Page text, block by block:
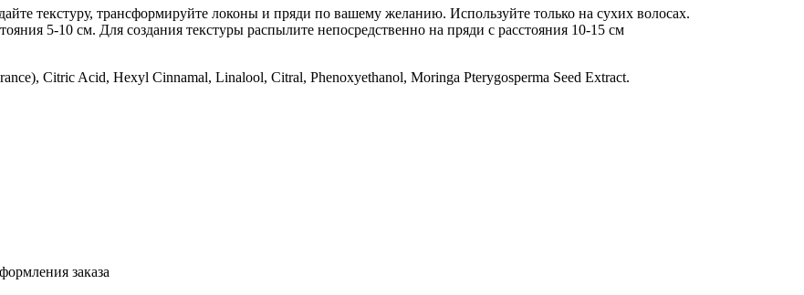
текстуру, трансформируйте локоны и пряди по вашему желанию. Используйте только на сухих волосах.
5-10 см. Для создания текстуры распылите непосредственно на пряди с расстояния 10-15 см
Citric Acid, Hexyl Cinnamal, Linalool, Citral, Phenoxyethanol, Moringa Pterygosperma Seed Extract.
заказа